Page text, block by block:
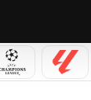
CHAMPIONS